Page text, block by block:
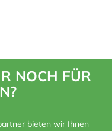
NOCH FÜR
bieten wir Ihnen